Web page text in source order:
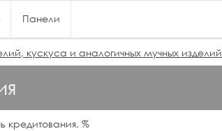
Панели
кускуса и аналогичных мучных изделий
кредитования, %